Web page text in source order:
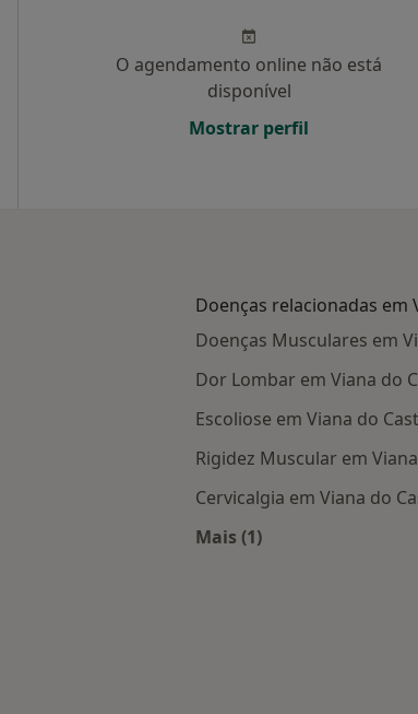
O agendamento online não está
disponível
Mostrar perfil
Doenças relacionadas em
Doenças Musculares em
Dor Lombar em Viana do
Escoliose em Viana do
Rigidez Muscular em
Cervicalgia em Viana do
Mais (1)